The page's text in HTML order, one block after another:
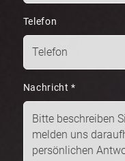
Telefon
Nachricht*